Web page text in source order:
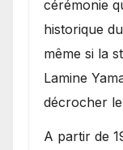
cérémonie
historique
même si la
Lamine
décrocher
A partir de